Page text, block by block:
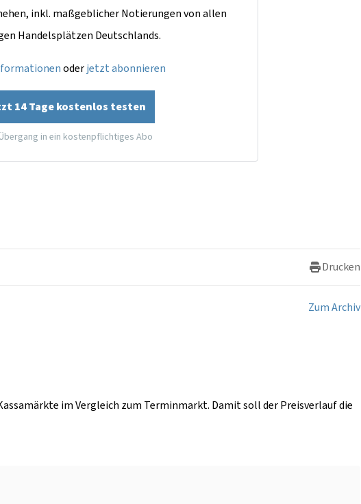
inkl. maßgeblicher Notierungen von allen
Handelsplätzen Deutschlands.
oderjetzt abonnieren
14 Tage kostenlos testen
in ein kostenpflichtiges Abo
Drucken
Zum Archiv
im Vergleich zum Terminmarkt. Damit soll der Preisverlauf die